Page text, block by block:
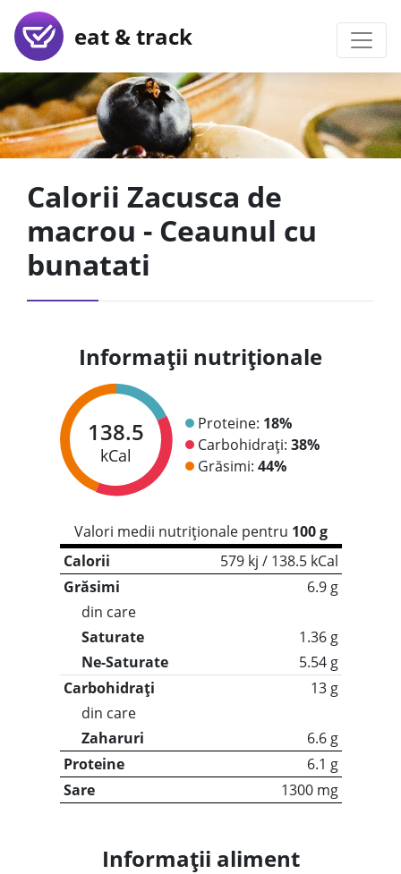
eat & track
Calorii Zacusca de
macrou - Ceaunul cu
bunatati
Informații nutriționale
138.5
kCal
Proteine: 18%
Carbohidrați: 38%
Grăsimi: 44%
Valori medii nutriționale pentru 100 g
Calorii
579 kj / 138.5 kCal
Grăsimi
6.9 g
din care
Saturate
1.36 g
Ne-Saturate
5.54 g
Carbohidrați
13 g
din care
Zaharuri
6.6 g
Proteine
6.1 g
Sare
1300 mg
Informații aliment